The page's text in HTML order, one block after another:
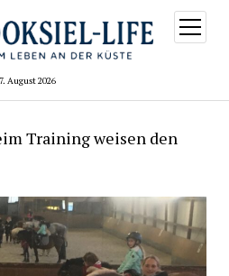
7. August 2026
Menü
öffnen
Training weisen den